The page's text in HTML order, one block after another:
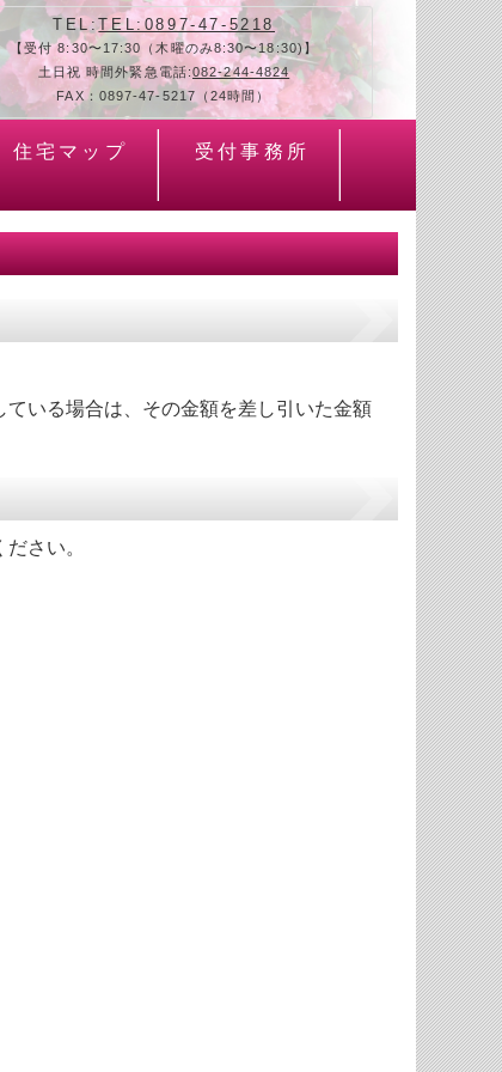
TEL:TEL:0897-47-5218
【受付 8:30〜17:30（木曜のみ8:30〜18:30)】
土日祝 時間外緊急電話:082-244-4824
FAX：0897-47-5217（24時間）
住宅マップ 受付事務所
いる場合は、その金額を差し引いた金額
さい。